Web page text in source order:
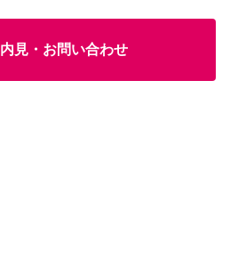
内見・お問い合わせ